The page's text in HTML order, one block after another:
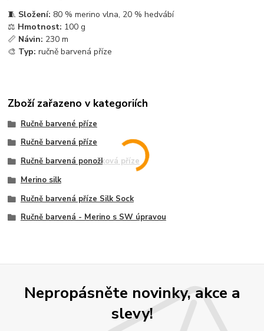
🧵 Složení: 80 % merino vlna, 20 % hedvábí
⚖️ Hmotnost: 100 g
📏 Návin: 230 m
🎨 Typ: ručně barvená příze
Zboží zařazeno v kategoriích
Ručně barvené příze
Ručně barvená příze
Ručně barvená ponožková příze
Merino silk
Ručně barvená příze Silk Sock
Ručně barvená - Merino s SW úpravou
Nepropásněte novinky, akce a
slevy!